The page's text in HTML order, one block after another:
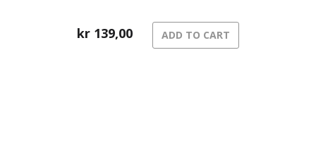
bråte kjente artister!
kr 139,00 ADD TO CART